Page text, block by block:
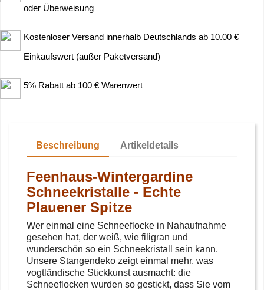
oder Überweisung
Kostenloser Versand innerhalb Deutschlands ab 10.00 €
Einkaufswert (außer Paketversand)
5% Rabatt ab 100 € Warenwert
Beschreibung Artikeldetails
Feenhaus-Wintergardine
Schneekristalle - Echte
Plauener Spitze
Wer einmal eine Schneeflocke in Nahaufnahme
gesehen hat, der weiß, wie filigran und
wunderschön so ein Schneekristall sein kann.
Unsere Stangendeko zeigt einmal mehr, was
vogtländische Stickkunst ausmacht: die
Schneeflocken wurden so gestickt, dass Sie vom